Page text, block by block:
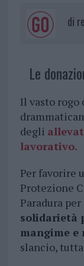
di
Le
Il vasto rogo
degli
lavorativo.
Per favorire
Protezione
Paradura
solidarietà
mangime
slancio,